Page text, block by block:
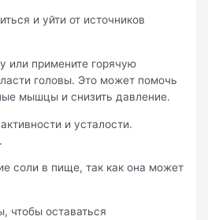
и уйти от источников
или примените горячую
головы. Это может помочь
мышцы и снизить давление.
и усталости.
соли в пище, так как она может
чтобы оставаться